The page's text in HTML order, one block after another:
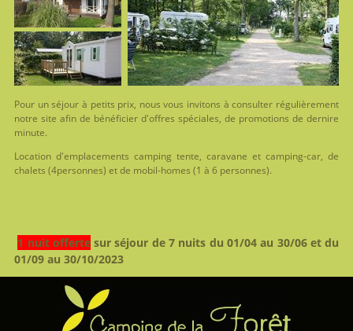
Pour un séjour à petits prix, nous vous invitons à consulter régulièrement
notre site afin de bénéficier d'offres spéciales, de promotions de dernire
minute.
Location d'emplacements camping tente, caravane et camping-car, de
chalets (4personnes) et de mobil-homes (1 à 6 personnes).
1 nuit offertesur séjour de 7 nuits du 01/04 au 30/06 et du
01/09 au 30/10/2023